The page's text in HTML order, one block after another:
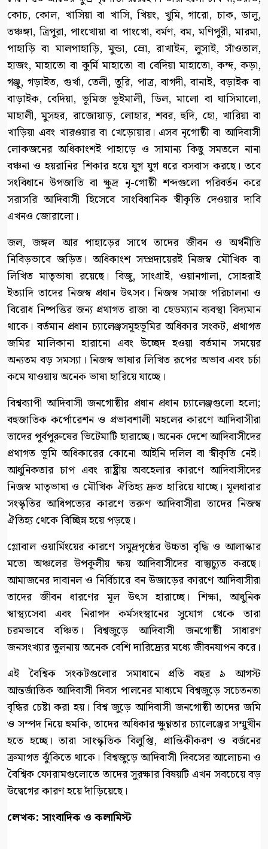
কোচ, কোল, খাসিয়া বা খাসি, খিয়ং, খুমি, গারো, চাক, ডালু,
তঞ্চঙ্গা, ত্রিপুরা, পাংখোয়া বা পাংখো, বর্মণ, বম, মণিপুরী, মারমা,
পাহাড়ি বা মালপাহাড়ি, মুন্ডা, ম্রো, রাখাইন, লুসাই, সাঁওতাল,
হাজং, মাহাতো বা কুর্মি মাহাতো বা বেদিয়া মাহাতো, কন্দ, কড়া,
গঞ্জু, গড়াইত, গুর্খা, তেলী, তুরি, পাত্র, বাগদী, বানাই, বড়াইক বা
বাড়াইক, বেদিয়া, ভূমিজ ভূইমালী, ডিল, মালো বা ঘাসিমালো,
মাহালী, মুসহর, রাজোয়াড়, লোহার, শবর, হুদি, হো, খারিয়া বা
খাড়িয়া এবং খারওয়ার বা খেড়োয়ার। এসব নৃগোষ্ঠী বা আদিবাসী
লোকজনের অধিকাংশই পাহাড়ে ও সামান্য কিছু সমতলে নানা
বঞ্চনা ও হয়রানির শিকার হয়ে যুগ যুগ ধরে বসবাস করছে। তবে
সংবিধানে উপজাতি বা ক্ষুদ্র নৃ-গোষ্ঠী শব্দগুলো পরিবর্তন করে
সরাসরি আদিবাসী হিসেবে সাংবিধানিক স্বীকৃতি দেওয়ার দাবি
এখনও জোরালো।
জল, জঙ্গল আর পাহাড়ের সাথে তাদের জীবন ও অর্থনীতি
নিবিড়ভাবে জড়িত। অধিকাংশ সম্প্রদায়েরই নিজস্ব মৌখিক বা
লিখিত মাতৃভাষা রয়েছে। বিজু, সাংগ্রাই, ওয়ানগালা, সোহরাই
ইত্যাদি তাদের নিজস্ব প্রধান উৎসব। নিজস্ব সমাজ পরিচালনা ও
বিরোধ নিষ্পত্তির জন্য প্রথাগত রাজা বা হেডম্যান ব্যবস্থা বিদ্যমান
থাকে। বর্তমান প্রধান চ্যালেঞ্জসমূহভূমির অধিকার সংকট, প্রথাগত
জমির মালিকানা হারানো এবং উচ্ছেদ হওয়া বর্তমান সময়ের
অন্যতম বড় সমস্যা। নিজস্ব ভাষার লিখিত রূপের অভাব এবং চর্চা
কমে যাওয়ায় অনেক ভাষা হারিয়ে যাচ্ছে।
বিশ্বব্যাপী আদিবাসী জনগোষ্ঠীর প্রধান প্রধান চ্যালেঞ্জগুলো হলো;
বহুজাতিক কর্পোরেশন ও প্রভাবশালী মহলের কারণে আদিবাসীরা
তাদের পূর্বপুরুষের ভিটেমাটি হারাচ্ছে। অনেক দেশে আদিবাসীদের
প্রথাগত ভূমি অধিকারের কোনো আইনি দলিল বা স্বীকৃতি নেই।
আধুনিকতার চাপ এবং রাষ্ট্রীয় অবহেলার কারণে আদিবাসীদের
নিজস্ব মাতৃভাষা ও মৌখিক ঐতিহ্য দ্রুত হারিয়ে যাচ্ছে। মূলধারার
সংস্কৃতির আধিপত্যের কারণে তরুণ আদিবাসীরা তাদের নিজস্ব
ঐতিহ্য থেকে বিচ্ছিন্ন হয়ে পড়ছে।
গ্লোবাল ওয়ার্মিংয়ের কারণে সমুদ্রপৃষ্ঠের উচ্চতা বৃদ্ধি ও আলাস্কার
মতো অঞ্চলের উপকূলীয় ক্ষয় আদিবাসীদের বাস্তুচ্যুত করছে।
আমাজনের দাবানল ও নির্বিচারে বন উজাড়ের কারণে আদিবাসীরা
তাদের জীবন ধারণের মূল উৎস হারাচ্ছে। শিক্ষা, আধুনিক
স্বাস্থ্যসেবা এবং নিরাপদ কর্মসংস্থানের সুযোগ থেকে তারা
চরমভাবে বঞ্চিত। বিশ্বজুড়ে আদিবাসী জনগোষ্ঠী সাধারণ
জনসংখ্যার তুলনায় অনেক বেশি দারিদ্র্যের মধ্যে জীবনযাপন করে।
এই বৈশ্বিক সংকটগুলোর সমাধানে প্রতি বছর ৯ আগস্ট
আন্তর্জাতিক আদিবাসী দিবস পালনের মাধ্যমে বিশ্বজুড়ে সচেতনতা
বৃদ্ধির চেষ্টা করা হয়। বিশ্ব জুড়ে আদিবাসী জনগোষ্ঠী তাদের জমি
ও সম্পদ নিয়ে হুমকি, তাদের অধিকার ক্ষুণ্ণতার চ্যালেঞ্জের সম্মুখীন
হতে হচ্ছে। তারা সাংস্কৃতিক বিলুপ্তি, প্রান্তিকীকরণ ও বর্জনের
ক্রমাগত ঝুঁকিতে থাকে। বিশ্বজুড়ে আদিবাসী দিবসের আলোচনা ও
বৈশ্বিক ফোরামগুলোতে তাদের সুরক্ষার বিষয়টি এখন সবচেয়ে বড়
উদ্বেগের কারণ হয়ে দাঁড়িয়েছে।
লেখক: সাংবাদিক ও কলামিস্ট